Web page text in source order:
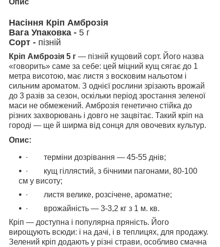
Насіння Кріп Амброзія
Вага Упаковка - 5 г
Сорт - пізній
Кріп Амброзія 5 г — пізній кущовий сорт. Його назва
«говорить» саме за себе: цей міцний кущ сягає до 1
метра висотою, має листя з восковим нальотом і
сильним ароматом. З однієї рослини зрізають врожай
до 3 разів за сезон, оскільки період зростання зеленої
маси не обмежений. Амброзія генетично стійка до
різних захворювань і довго не зацвітає. Такий кріп на
городі — ще й ширма від сонця для овочевих культур.
Опис:
· терміни дозрівання — 45-55 днів;
· кущ гіллястий, з бічними пагонами, 80-100
см у висоту;
· листя велике, розсічене, ароматне;
· врожайність — 3-3,2 кг з 1 м. кв.
Кріп — доступна і популярна пряність. Його
вирощують всюди: і на дачі, і в теплицях, для продажу.
Зелений кріп додають у різні страви, особливо смачна